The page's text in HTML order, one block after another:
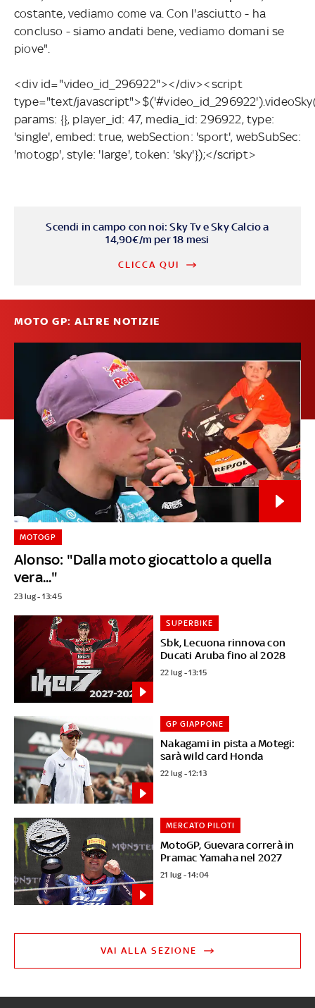
costante, vediamo come va. Con l'asciutto - ha
concluso - siamo andati bene, vediamo domani se
piove".
<div id="video_id_296922"></div><script
type="text/
params: {}, player_id: 47, media_id: 296922, type:
'single', embed: true, webSection: 'sport', webSubSec:
'motogp', style: 'large', token: 'sky'});</script>
Scendi in campo con noi: Sky Tv e Sky Calcio a
14,90€/m per 18 mesi
CLICCA QUI
MOTO GP: ALTRE NOTIZIE
Alonso: "Dalla moto giocattolo a quella
vera..."
MOTOGP
23 lug - 13:45
Sbk, Lecuona rinnova con
Ducati Aruba fino al 2028
SUPERBIKE
22 lug - 13:15
Nakagami in pista a Motegi:
sarà wild card Honda
GP GIAPPONE
22 lug - 12:13
MotoGP, Guevara correrà in
Pramac Yamaha nel 2027
MERCATO PILOTI
21 lug - 14:04
VAI ALLA SEZIONE